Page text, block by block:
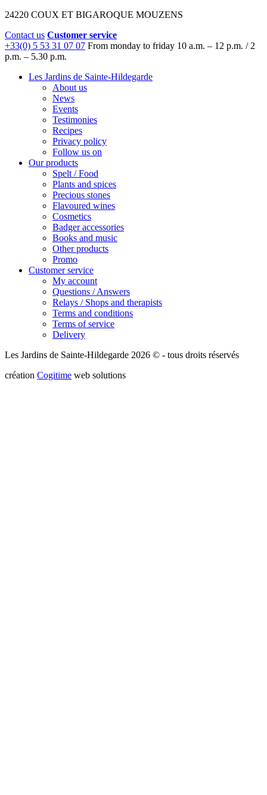
24220 COUX ET BIGAROQUE MOUZENS
Contact us Customer service
+33(0) 5 53 31 07 07 From monday to friday 10 a.m. – 12 p.m. / 2
p.m. – 5.30 p.m.
Les Jardins de Sainte-Hildegarde
About us
News
Events
Testimonies
Recipes
Privacy policy
Follow us on
Our products
Spelt / Food
Plants and spices
Precious stones
Flavoured wines
Cosmetics
Badger accessories
Books and music
Other products
Promo
Customer service
My account
Questions / Answers
Relays / Shops and therapists
Terms and conditions
Terms of service
Delivery
Les Jardins de Sainte-Hildegarde 2026 © - tous droits réservés
création Cogitime web solutions